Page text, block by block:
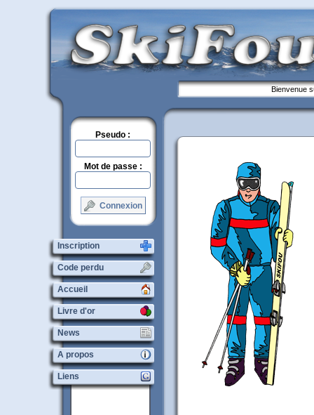
Bienvenue
Pseudo :
Mot de passe :
Connexion
Inscription
Code perdu
Accueil
Livre d'or
News
A propos
Liens